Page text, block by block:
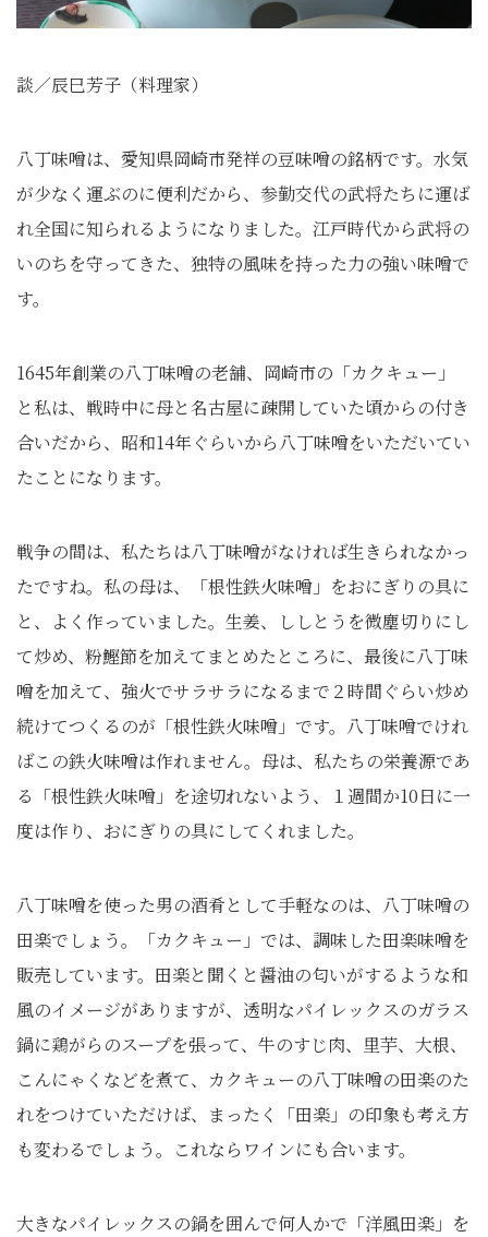
談／辰巳芳子（料理家）
八丁味噌は、愛知県岡崎市発祥の豆味噌の銘柄です。水気
が少なく運ぶのに便利だから、参勤交代の武将たちに運ば
れ全国に知られるようになりました。江戸時代から武将の
いのちを守ってきた、独特の風味を持った力の強い味噌で
す。
1645年創業の八丁味噌の老舗、岡崎市の「カクキュー」
と私は、戦時中に母と名古屋に疎開していた頃からの付き
合いだから、昭和14年ぐらいから八丁味噌をいただいてい
たことになります。
戦争の間は、私たちは八丁味噌がなければ生きられなかっ
たですね。私の母は、「根性鉄火味噌」をおにぎりの具に
と、よく作っていました。生姜、ししとうを微塵切りにし
て炒め、粉鰹節を加えてまとめたところに、最後に八丁味
噌を加えて、強火でサラサラになるまで２時間ぐらい炒め
続けてつくるのが「根性鉄火味噌」です。八丁味噌でけれ
ばこの鉄火味噌は作れません。母は、私たちの栄養源であ
る「根性鉄火味噌」を途切れないよう、１週間か10日に一
度は作り、おにぎりの具にしてくれました。
八丁味噌を使った男の酒肴として手軽なのは、八丁味噌の
田楽でしょう。「カクキュー」では、調味した田楽味噌を
販売しています。田楽と聞くと醤油の匂いがするような和
風のイメージがありますが、透明なパイレックスのガラス
鍋に鶏がらのスープを張って、牛のすじ肉、里芋、大根、
こんにゃくなどを煮て、カクキューの八丁味噌の田楽のた
れをつけていただけば、まったく「田楽」の印象も考え方
も変わるでしょう。これならワインにも合います。
大きなパイレックスの鍋を囲んで何人かで「洋風田楽」を